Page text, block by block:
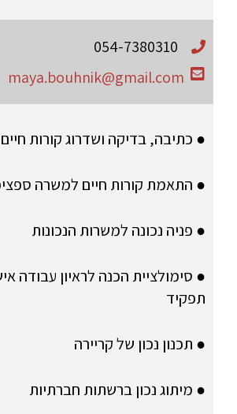
054-7380310
maya.bouhnik@gmail.com
● כתיבה, בדיקה ושדרוג קורות חיים
● התאמת קורות חיים למשרה
● פניה נכונה למשרות הנכונות
● סימולציית הכנה לראיון עבודה
תפקיד
● תכנון נכון של קריירה
● מיתוג נכון ברשתות חברתיות